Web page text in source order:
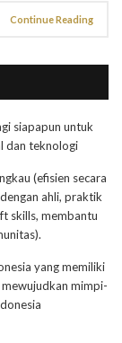
Continue Reading
siapapun untuk
dan teknologi
(efisien secara
ahli, praktik
skills, membantu
yang memiliki
mimpi-